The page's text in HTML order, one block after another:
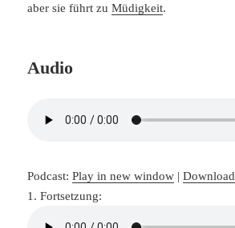
aber sie führt zuMüdigkeit.
Audio
Podcast:Play in new window |Download
1. Fortsetzung: